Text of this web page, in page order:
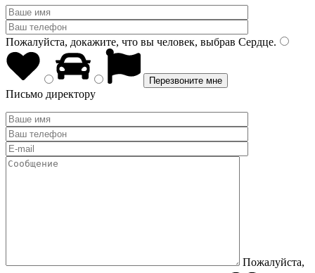
Пожалуйста, докажите, что вы человек, выбрав Сердце.
Письмо директору
Пожалуйста,